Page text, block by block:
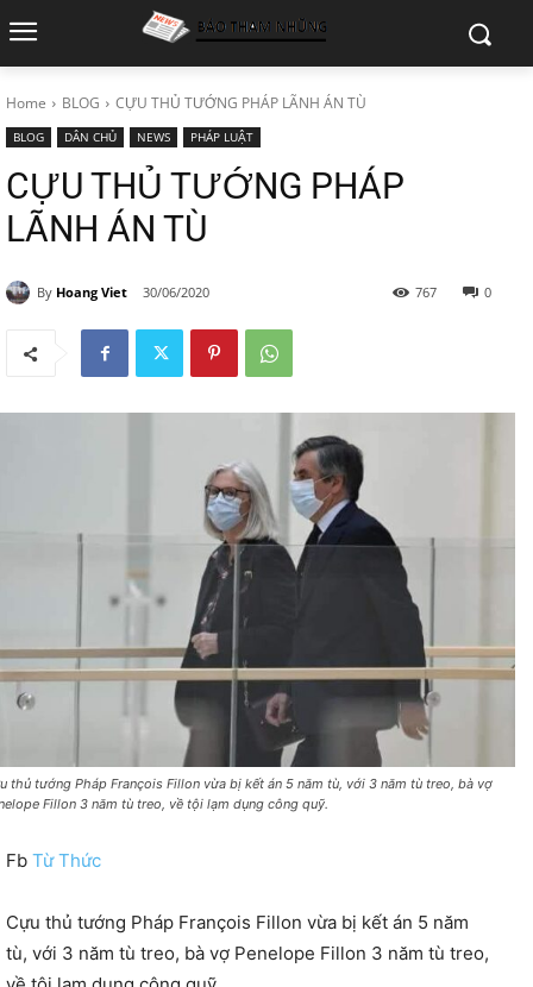
Home BLOG CỰU THỦ TƯỚNG PHÁP LÃNH ÁN TÙ
BLOG DÂN CHỦ NEWS PHÁP LUẬT
CỰU THỦ TƯỚNG PHÁP
LÃNH ÁN TÙ
By Hoang Viet 30/06/2020 0
767
thủ tướng Pháp François Fillon vừa bị kết án 5 năm tù, với 3 năm tù treo, bà vợ
Fillon 3 năm tù treo, về tội lạm dụng công quỹ.
Fb Từ Thức
Cựu thủ tướng Pháp François Fillon vừa bị kết án 5 năm
tù, với 3 năm tù treo, bà vợ Penelope Fillon 3 năm tù treo,